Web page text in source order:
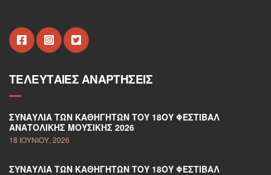
ΤΕΛΕΥΤΑΊΕΣ ΑΝΑΡΤΉΣΕΙΣ
ΣΥΝΑΥΛΊΑ ΤΩΝ ΚΑΘΗΓΗΤΏΝ ΤΟΥ 18ΟΥ ΦΕΣΤΙΒΆΛ
ΑΝΑΤΟΛΙΚΉΣ ΜΟΥΣΙΚΉΣ 2026
18 ΙΟΥΝΊΟΥ, 2026
ΣΥΝΑΥΛΊΑ ΤΩΝ ΚΑΘΗΓΗΤΏΝ ΤΟΥ 18ΟΥ ΦΕΣΤΙΒΆΛ